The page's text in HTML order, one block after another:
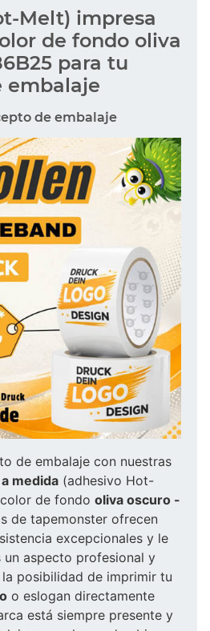
Melt) impresa
de fondo oliva
para tu
embalaje
de embalaje
de embalaje con nuestras
medida (adhesivo Hot-
de fondo oliva oscuro -
de tapemonster ofrecen
excepcionales y le
un aspecto profesional y
posibilidad de imprimir tu
o eslogan directamente
está siempre presente y